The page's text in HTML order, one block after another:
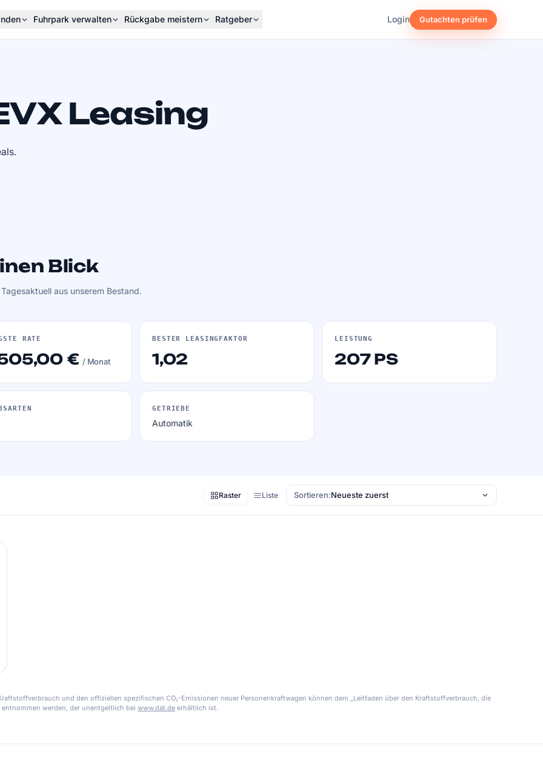
Fuhrpark verwalten Rückgabe meistern Ratgeber Login Gutachten prüfen
Leasing
Blick
aus unserem Bestand.
RATE
€/ Monat
BESTER LEASINGFAKTOR
1,02
LEISTUNG
207 PS
GETRIEBE
Automatik
Raster Liste Sortieren:
und den offiziellen spezifischen CO₂-Emissionen neuer Personenkraftwagen können dem „Leitfaden über den Kraftstoffverbrauch, die
werden, der unentgeltlich bei www.dat.de erhältlich ist.